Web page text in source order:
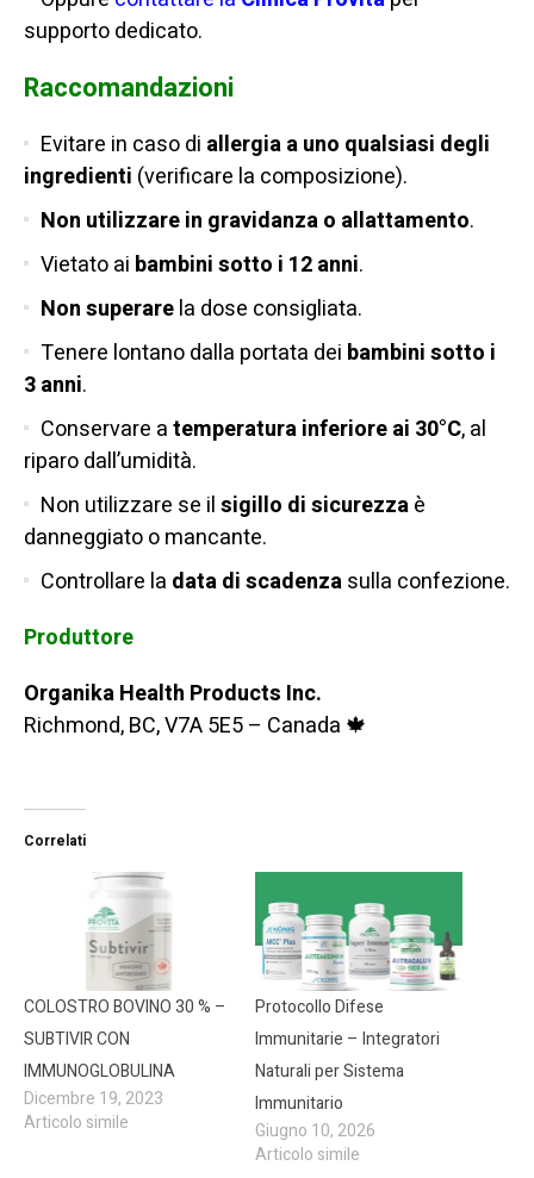
supporto dedicato.
Raccomandazioni
Evitare in caso di allergia a uno qualsiasi degli
ingredienti (verificare la composizione).
Non utilizzare in gravidanza o allattamento.
Vietato ai bambini sotto i 12 anni.
Non superarela dose consigliata.
Tenere lontano dalla portata dei bambini sotto i
3 anni.
Conservare atemperatura inferiore ai 30°C, al
riparo dall’umidità.
Non utilizzare se ilsigillo di sicurezzaè
danneggiato o mancante.
Controllare la data di scadenzasulla confezione.
Produttore
Organika Health Products Inc.
Richmond, BC, V7A 5E5 – Canada 🍁
Correlati
COLOSTRO BOVINO 30 % –
SUBTIVIR CON
IMMUNOGLOBULINA
Dicembre 19, 2023
Articolo simile
Protocollo Difese
Immunitarie – Integratori
Naturali per Sistema
Immunitario
Giugno 10, 2026
Articolo simile